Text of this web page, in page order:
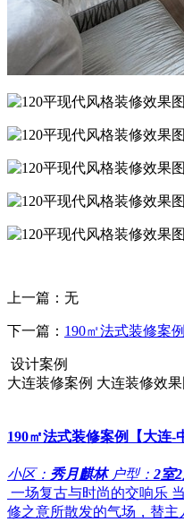
上一篇： 无
下一篇： 190㎡法式装修案
设计案例
大连装修案例 大连装修效果
190㎡法式装修案例【大连-
小区： 秀月麒林 户型： 2室
一场复古与时尚的交响乐
修之意所散发的气场，替